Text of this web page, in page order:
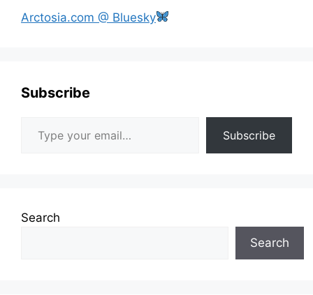
Arctosia.com @ Bluesky
Subscribe
Subscribe
Search
Search